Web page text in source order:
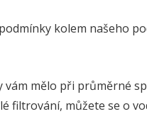
kolem našeho
vám mělo při průměrné
filtrování, můžete se o